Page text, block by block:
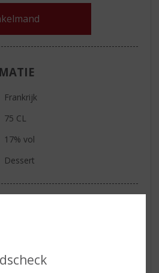
Frankrijk
75 CL
17% vol
Dessert
geplaatst voor dit product